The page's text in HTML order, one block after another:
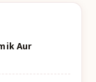
Aur